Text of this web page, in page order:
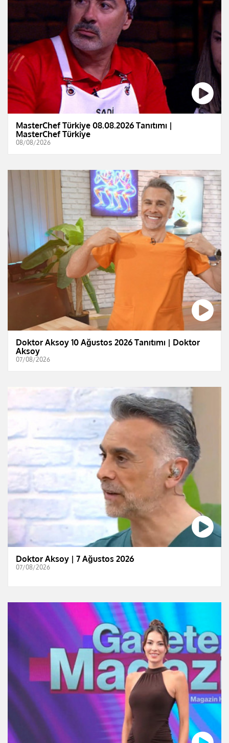
MasterChef Türkiye 08.08.2026 Tanıtımı |
MasterChef Türkiye
08/08/2026
Doktor Aksoy 10 Ağustos 2026 Tanıtımı | Doktor
Aksoy
07/08/2026
Doktor Aksoy | 7 Ağustos 2026
07/08/2026